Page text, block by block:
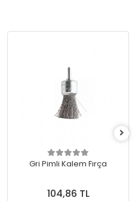
Gri Pimli Kalem Fırça
104,86 TL